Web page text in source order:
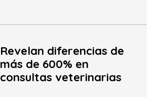
Revelan diferencias de
más de 600% en
consultas veterinarias